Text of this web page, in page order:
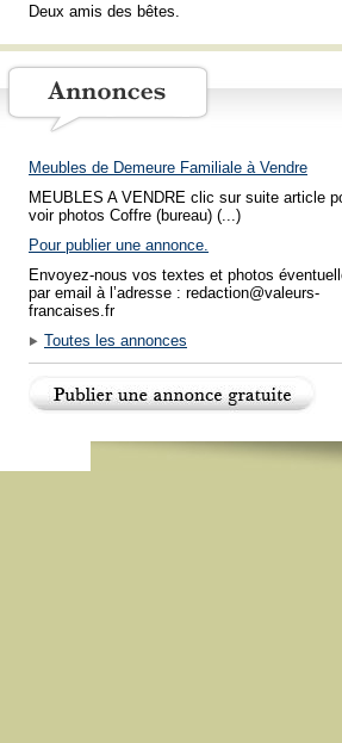
Deux amis des bêtes.
Meubles de Demeure Familiale à Vendre
MEUBLES A VENDRE clic sur suite article
voir photos Coffre (bureau) (...)
Pour publier une annonce.
Envoyez-nous vos textes et photos
par email à l’adresse : redaction@valeurs-
francaises.fr
Toutes les annonces